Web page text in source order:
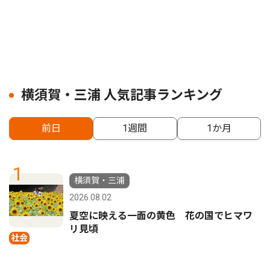
横須賀・三浦 人気記事ランキング
前日 1週間 1か月
1
社会
横須賀・三浦
2026.08.02
夏空に映える一面の黄色 花の国でヒマワ
リ見頃